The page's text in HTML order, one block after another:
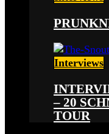
Interviews
– 20
TOUR